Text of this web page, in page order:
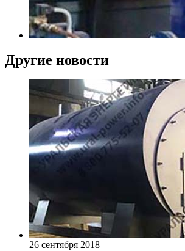
Другие новости
26 сентября 2018